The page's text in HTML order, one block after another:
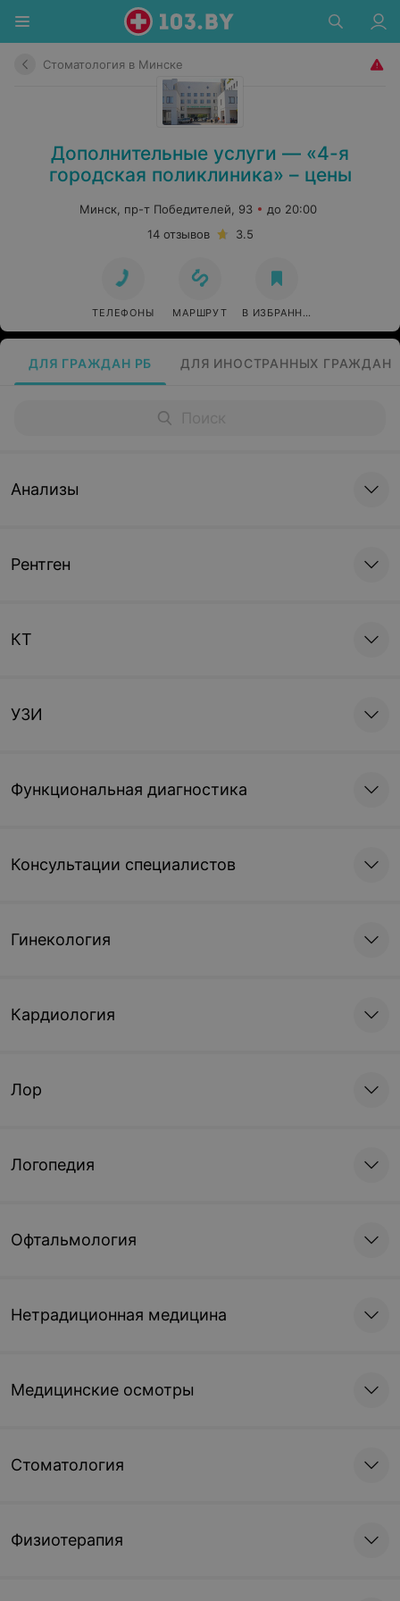
Стоматология в Минске
Дополнительные услуги — «4-я
городская поликлиника» – цены
Минск, пр-т Победителей, 93
до 20:00
14 отзывов
3.5
ТЕЛЕФОНЫ МАРШРУТ В ИЗБРАННОЕ
ДЛЯ ГРАЖДАН РБ ДЛЯ ИНОСТРАННЫХ ГРАЖДАН
Анализы
Рентген
КТ
УЗИ
Функциональная диагностика
Консультации специалистов
Гинекология
Кардиология
Лор
Логопедия
Офтальмология
Нетрадиционная медицина
Медицинские осмотры
Стоматология
Физиотерапия